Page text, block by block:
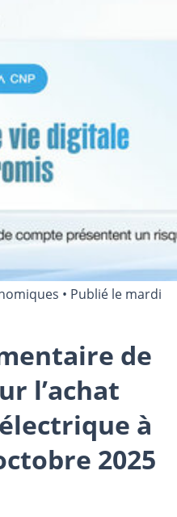
• Publié le mardi
de
l’achat
à
2025